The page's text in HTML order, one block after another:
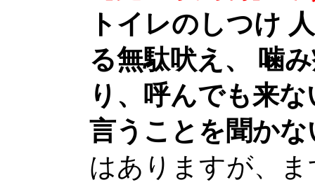
トイレのしつけ
る無駄吠え、 噛
り、呼んでも来
言うことを聞かな
はありますが、